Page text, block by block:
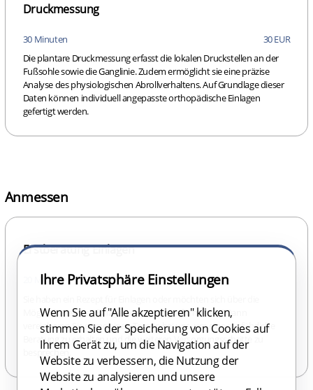
Druckmessung
30 Minuten
30 EUR
Die plantare Druckmessung erfasst die lokalen Druckstellen an der
Fußsohle sowie die Ganglinie. Zudem ermöglicht sie eine präzise
Analyse des physiologischen Abrollverhaltens. Auf Grundlage dieser
Daten können individuell angepasste orthopädische Einlagen
gefertigt werden.
Anmessen
Erstberatung Einlagen
20 Minuten
Möglichkeiten der Einlagenversorgung informieren? Dann
vereinbaren Sie gerne einen Termin bei uns, um eine ausführliche
Beratung zu erhalten und die weiteren Versorgungsschritte zu
besprechen.
Ihre Privatsphäre Einstellungen
Wenn Sie auf "Alle akzeptieren" klicken,
stimmen Sie der Speicherung von Cookies auf
Ihrem Gerät zu, um die Navigation auf der
Website zu verbessern, die Nutzung der
Website zu analysieren und unsere